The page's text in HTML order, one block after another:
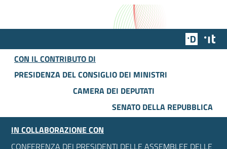
Team
CON IL CONTRIBUTO DI
PRESIDENZA DEL CONSIGLIO DEI MINISTRI
CAMERA DEI DEPUTATI
SENATO DELLA REPUBBLICA
IN COLLABORAZIONE CON
CONFERENZA DEI PRESIDENTI DELLE ASSEMBLEE DELLE